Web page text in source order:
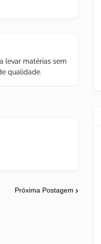
levar matérias sem
qualidade.
Próxima Postagem